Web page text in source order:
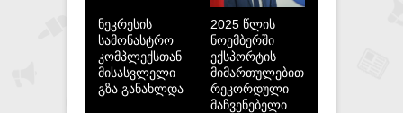
ნეკრესის
სამონასტრო
კომპლექსთან
მისასვლელი
გზა განახლდა
2025 წლის
ნოემბერში
ექსპორტის
მიმართულებით
რეკორდული
მაჩვენებელი